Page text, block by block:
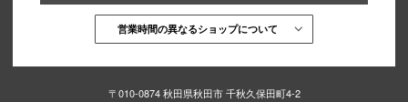
営業時間の異なるショップについて
〒010-0874 秋田県秋田市 千秋久保田町4-2